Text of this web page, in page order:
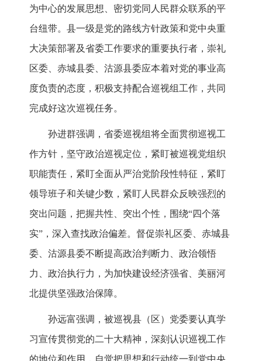
为中心的发展思想、密切党同人民群众联系的平
台纽带。县一级是党的路线方针政策和党中央重
大决策部署及省委工作要求的重要执行者，崇礼
区委、赤城县委、沽源县委应本着对党的事业高
度负责的态度，积极支持配合巡视组工作，共同
完成好这次巡视任务。
孙进群强调，省委巡视组将全面贯彻巡视工
作方针，坚守政治巡视定位，紧盯被巡视党组织
职能责任，紧盯全面从严治党阶段性特征，紧盯
领导班子和关键少数，紧盯人民群众反映强烈的
突出问题，把握共性、突出个性，围绕“四个落
实”，深入查找政治偏差。督促崇礼区委、赤城县
委、沽源县委不断提高政治判断力、政治领悟
力、政治执行力，为加快建设经济强省、美丽河
北提供坚强政治保障。
孙远富强调，被巡视县（区）党委要认真学
习宣传贯彻党的二十大精神，深刻认识巡视工作
的地位和作用，自觉把思想和行动统一到党中央